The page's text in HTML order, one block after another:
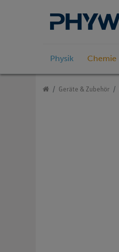
Physik Chemie
Geräte & Zubehör